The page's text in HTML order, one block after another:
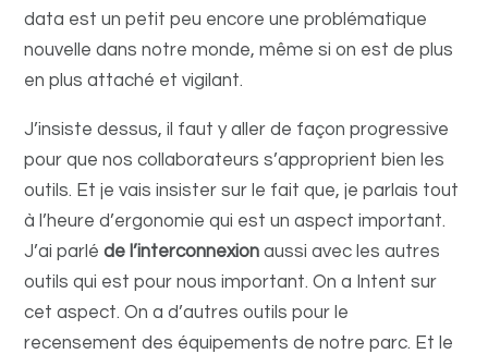
data est un petit peu encore une problématique
nouvelle dans notre monde, même si on est de plus
en plus attaché et vigilant.
J’insiste dessus, il faut y aller de façon progressive
pour que nos collaborateurs s’approprient bien les
outils. Et je vais insister sur le fait que, je parlais tout
à l’heure d’ergonomie qui est un aspect important.
J’ai parléde l’interconnexion aussi avec les autres
outils qui est pour nous important. On a Intent sur
cet aspect. On a d’autres outils pour le
recensement des équipements de notre parc. Et le